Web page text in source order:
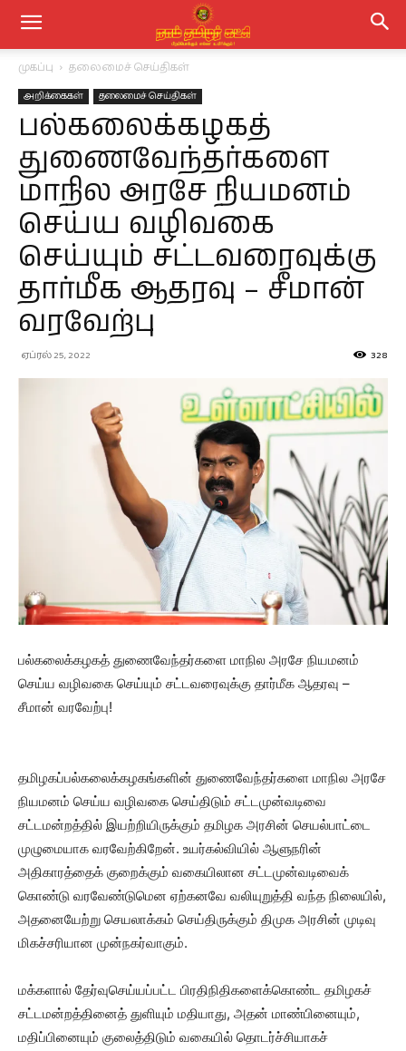
முகப்பு தலைமைச் செய்திகள்
அறிக்கைகள் தலைமைச் செய்திகள்
பல்கலைக்கழகத்
துணைவேந்தர்களை
மாநில அரசே நியமனம்
செய்ய வழிவகை
செய்யும் சட்டவரைவுக்கு
தார்மீக ஆதரவு – சீமான்
வரவேற்பு
ஏப்ரல் 25, 2022 328
பல்கலைக்கழகத் துணைவேந்தர்களை மாநில அரசே நியமனம்
செய்ய வழிவகை செய்யும் சட்டவரைவுக்கு தார்மீக ஆதரவு –
சீமான் வரவேற்பு!
தமிழகப்பல்கலைக்கழகங்களின் துணைவேந்தர்களை மாநில அரசே
நியமனம் செய்ய வழிவகை செய்திடும் சட்டமுன்வடிவை
சட்டமன்றத்தில் இயற்றியிருக்கும் தமிழக அரசின் செயல்பாட்டை
முழுமையாக வரவேற்கிறேன். உயர்கல்வியில் ஆளுநரின்
அதிகாரத்தைக் குறைக்கும் வகையிலான சட்டமுன்வடிவைக்
கொண்டு வரவேண்டுமென ஏற்கனவே வலியுறுத்தி வந்த நிலையில்,
அதனையேற்று செயலாக்கம் செய்திருக்கும் திமுக அரசின் முடிவு
மிகச்சரியான முன்நகர்வாகும்.
மக்களால் தேர்வுசெய்யப்பட்ட பிரதிநிதிகளைக்கொண்ட தமிழகச்
சட்டமன்றத்தினைத் துளியும் மதியாது, அதன் மாண்பினையும்,
மதிப்பினையும் குலைத்திடும் வகையில் தொடர்ச்சியாகச்